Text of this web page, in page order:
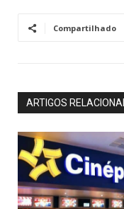
Compartilhado
ARTIGOS